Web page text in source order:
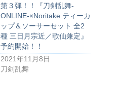
第３弾！！『刀剣乱舞-
ONLINE-×Noritake ティーカ
ップ＆ソーサーセット 全2
種 三日月宗近／歌仙兼定』
予約開始！！
2021年11月8日
刀剣乱舞